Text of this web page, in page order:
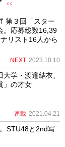
第３回「スター
。応募総数16,39
リスト16人から
NEXT 2023.10.10
学・渡邉結衣、
」の才女
連載 2021.04.21
STU48と2nd写